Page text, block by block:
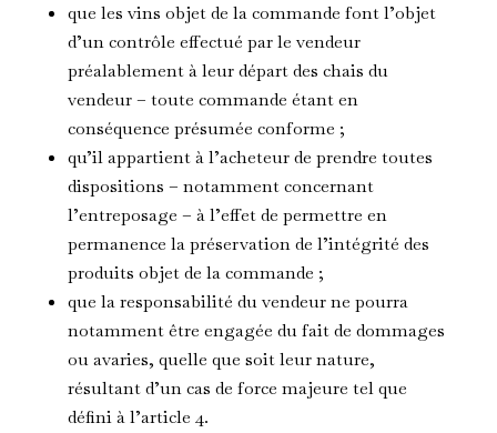
que les vins objet de la commande font l’objet
d’un contrôle effectué par le vendeur
préalablement à leur départ des chais du
vendeur – toute commande étant en
conséquence présumée conforme ;
qu’il appartient à l’acheteur de prendre toutes
dispositions – notamment concernant
l’entreposage – à l’effet de permettre en
permanence la préservation de l’intégrité des
produits objet de la commande ;
que la responsabilité du vendeur ne pourra
notamment être engagée du fait de dommages
ou avaries, quelle que soit leur nature,
résultant d’un cas de force majeure tel que
défini à l’article 4.